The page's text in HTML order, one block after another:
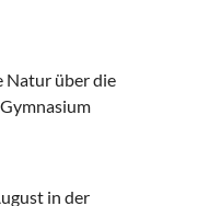
Natur über die
in der